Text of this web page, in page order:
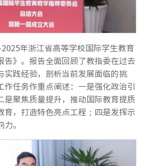
年浙江省高等学校国际学生教育
告》。报告全面回顾了教指委在过去
实践经验，剖析当前发展面临的挑
作任务作重点阐述：一是强化政治引
是聚焦质量提升，推动国际教育提质
育，打造特色亮点工程；四是发挥示
。